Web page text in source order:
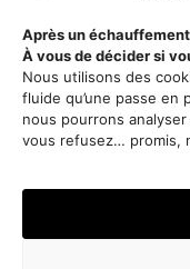
Après un
À vous de décider si
Nous utilisons des
fluide qu’une passe en
nous pourrons
vous refusez… promis,
AUTRES
Toutes les
Mentions légales